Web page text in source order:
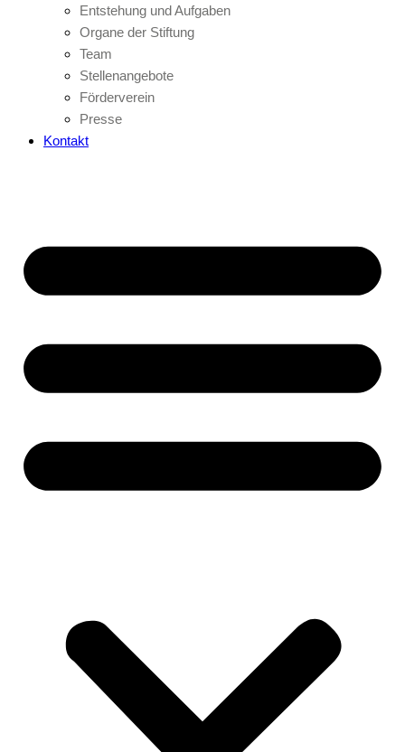
Entstehung und Aufgaben
Organe der Stiftung
Team
Stellenangebote
Förderverein
Presse
Kontakt